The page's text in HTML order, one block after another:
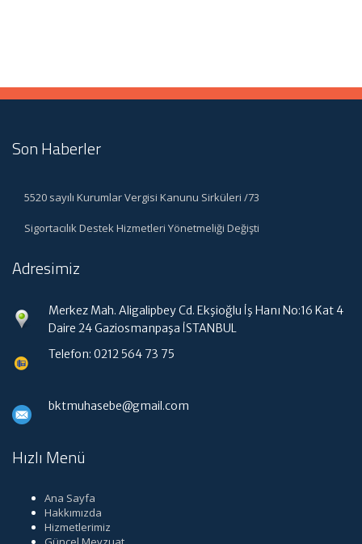
Son Haberler
5520 sayılı Kurumlar Vergisi Kanunu Sirküleri /73
Sigortacılık Destek Hizmetleri Yönetmeliği Değişti
Adresimiz
Merkez Mah. Aligalipbey Cd. Ekşioğlu İş Hanı No:16 Kat 4
Daire 24 Gaziosmanpaşa İSTANBUL
Telefon: 0212 564 73 75
bktmuhasebe@gmail.com
Hızlı Menü
Ana Sayfa
Hakkımızda
Hizmetlerimiz